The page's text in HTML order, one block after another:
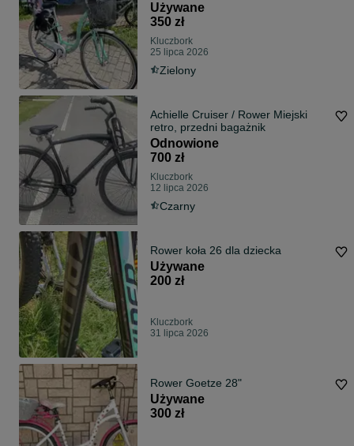
Używane
350 zł
Kluczbork
25 lipca 2026
Zielony
Achielle Cruiser / Rower Miejski
retro, przedni bagażnik
Odnowione
700 zł
Kluczbork
12 lipca 2026
Czarny
Rower koła 26 dla dziecka
Używane
200 zł
Kluczbork
31 lipca 2026
Rower Goetze 28"
Używane
300 zł